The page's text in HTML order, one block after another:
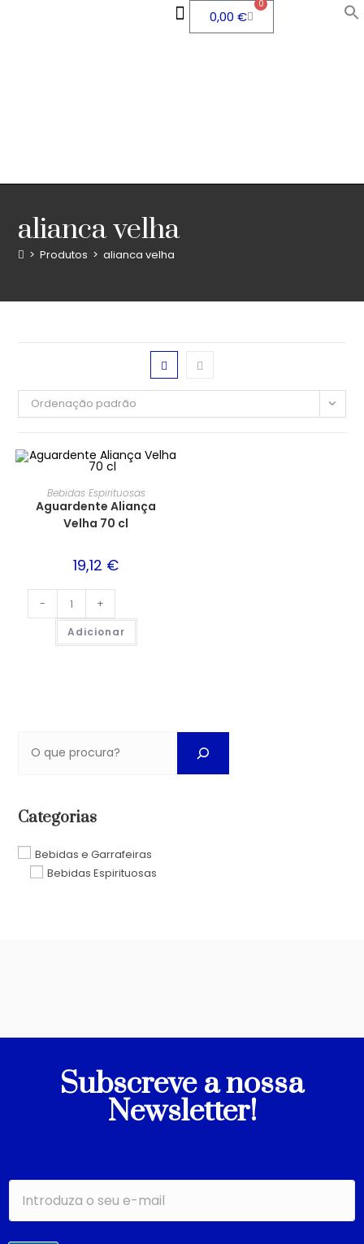
0,00€
0
alianca velha
> Produtos > alianca velha
Ordenação padrão
Bebidas Espirituosas
Aguardente Aliança
Velha 70 cl
19,12 €
- +
Adicionar
Categorias
Bebidas e Garrafeiras
Bebidas Espirituosas
Subscreve a nossa
Newsletter!